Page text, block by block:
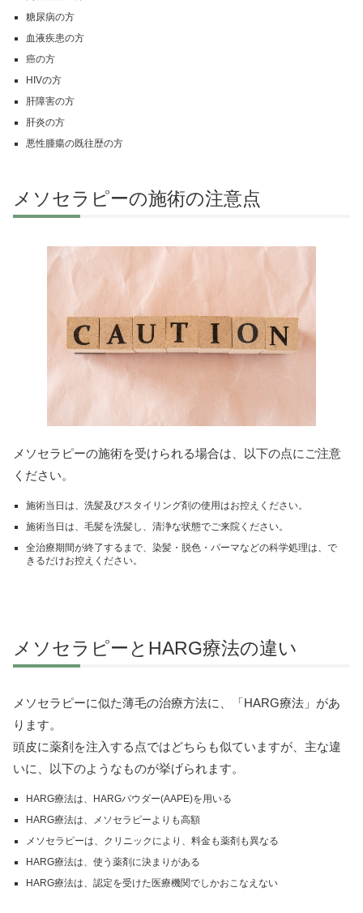
糖尿病の方
血液疾患の方
癌の方
HIVの方
肝障害の方
肝炎の方
悪性腫瘍の既往歴の方
メソセラピーの施術の注意点
メソセラピーの施術を受けられる場合は、以下の点にご注意
ください。
施術当日は、洗髪及びスタイリング剤の使用はお控えください。
施術当日は、毛髪を洗髪し、清浄な状態でご来院ください。
全治療期間が終了するまで、染髪・脱色・パーマなどの科学処理は、で
きるだけお控えください。
メソセラピーとHARG療法の違い
メソセラピーに似た薄毛の治療方法に、「HARG療法」があ
ります。
頭皮に薬剤を注入する点ではどちらも似ていますが、主な違
いに、以下のようなものが挙げられます。
HARG療法は、HARGパウダー(AAPE)を用いる
HARG療法は、メソセラピーよりも高額
メソセラピーは、クリニックにより、料金も薬剤も異なる
HARG療法は、使う薬剤に決まりがある
HARG療法は、認定を受けた医療機関でしかおこなえない